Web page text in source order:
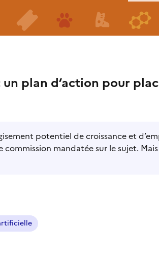
plan d’action pour
potentiel de croissance et
commission mandatée sur le sujet.